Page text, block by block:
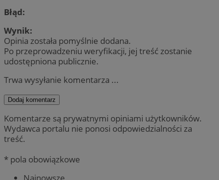
Błąd:
Wynik:
Opinia została pomyślnie dodana.
Po przeprowadzeniu weryfikacji, jej treść zostanie
udostępniona publicznie.
Trwa wysyłanie komentarza ...
Dodaj komentarz
Komentarze są prywatnymi opiniami użytkowników.
Wydawca portalu nie ponosi odpowiedzialności za
treść.
* pola obowiązkowe